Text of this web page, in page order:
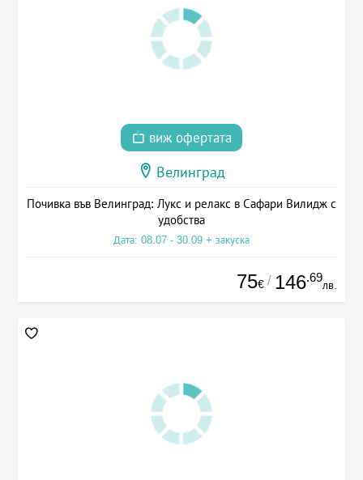
виж офертата
Велинград
Почивка във Велинград: Лукс и релакс в Сафари Вилидж с
удобства
Дата: 08.07 - 30.09 + закуска
75€ / 146.69
лв.